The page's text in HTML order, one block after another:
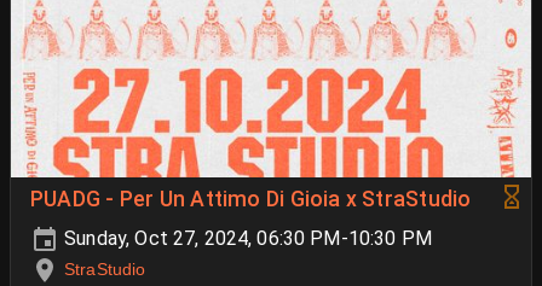
PUADG - Per Un Attimo Di Gioia x StraStudio
Sunday, Oct 27, 2024, 06:30 PM-10:30 PM
StraStudio